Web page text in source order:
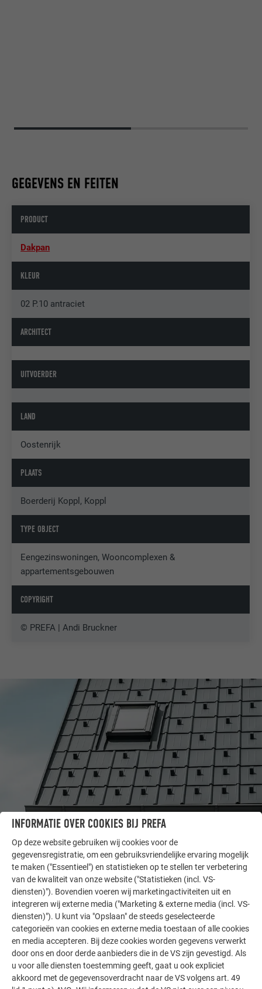
GEGEVENS EN FEITEN
PRODUCT
Dakpan
KLEUR
02 P.10 antraciet
ARCHITECT
UITVOERDER
LAND
Oostenrijk
PLAATS
Boerderij Koppl, Koppl
TYPE OBJECT
Eengezinswoningen, Wooncomplexen &
appartementsgebouwen
COPYRIGHT
© PREFA | Andi Bruckner
LAAT U INSPIREREN
De PREFA referentiegallerij laat zien hoe veelzijdig
aluminium kan worden toegepast. Ontdek meer
indrukwekkende projecten met de duurzame PREFA
aluminiumoplossingen voor dak, zonne-energie en
gevel.
MEER REFERENTIES BEKIJKEN
INFORMATIE OVER COOKIES BIJ PREFA
Op deze website gebruiken wij cookies voor de
gegevensregistratie, om een gebruiksvriendelijke ervaring mogelijk
te maken ("Essentieel") en statistieken op te stellen ter verbetering
van de kwaliteit van onze website ("Statistieken (incl. VS-
diensten)"). Bovendien voeren wij marketingactiviteiten uit en
integreren wij externe media ("Marketing & externe media (incl. VS-
diensten)"). U kunt via "Opslaan" de steeds geselecteerde
categorieën van cookies en externe media toestaan of alle cookies
en media accepteren. Bij deze cookies worden gegevens verwerkt
door ons en door derde aanbieders die in de VS zijn gevestigd. Als
u voor alle diensten toestemming geeft, gaat u ook expliciet
akkoord met de gegevensoverdracht naar de VS volgens art. 49